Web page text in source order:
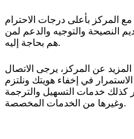
المركز بأعلى درجات الاحترام
النصيحة والتوجيه والدعم لمن
هم بحاجة إليه.
عن المركز، يرجى الاتصال
في إخفاء هويتك ونلتزم
كذلك خدمات التسهيل والترجمة
وغيرها من الخدمات المخصصة.